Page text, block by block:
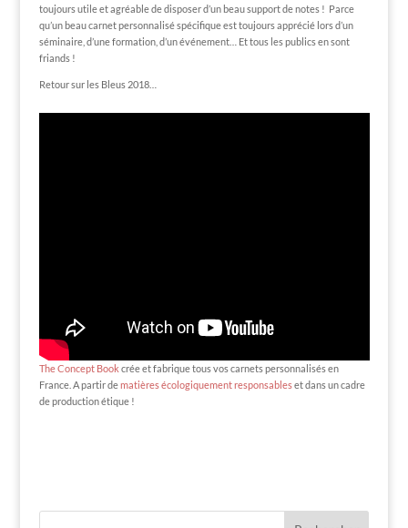
toujours utile et agréable de disposer d’un beau support de notes ! Parce
qu’un beau carnet personnalisé spécifique est toujours apprécié lors d’un
séminaire, d’une formation, d’un événement… Et tous les publics en sont
friands !
Retour sur les Bleus 2018…
The Concept Book crée et fabrique tous vos carnets personnalisés en
France. A partir dematières écologiquement responsableset dans un cadre
de production étique !